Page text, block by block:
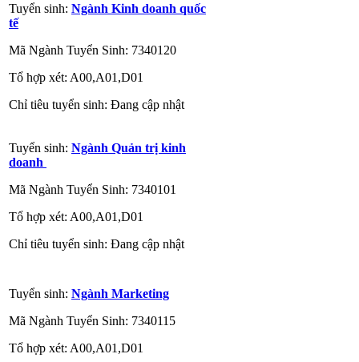
Tuyển sinh: Ngành Kinh doanh quốc
tế
Mã Ngành Tuyển Sinh: 7340120
Tổ hợp xét: A00,A01,D01
Chỉ tiêu tuyển sinh: Đang cập nhật
Tuyển sinh: Ngành Quản trị kinh
doanh
Mã Ngành Tuyển Sinh: 7340101
Tổ hợp xét: A00,A01,D01
Chỉ tiêu tuyển sinh: Đang cập nhật
Tuyển sinh: Ngành Marketing
Mã Ngành Tuyển Sinh: 7340115
Tổ hợp xét: A00,A01,D01